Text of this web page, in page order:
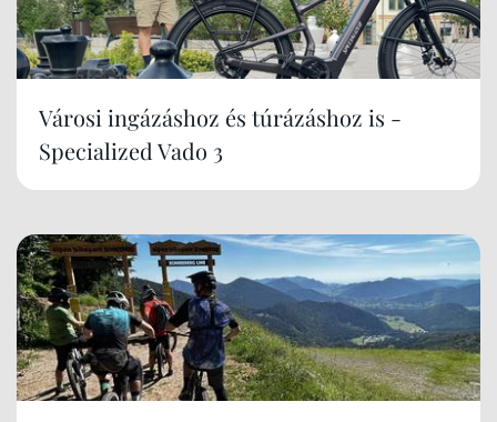
Városi ingázáshoz és túrázáshoz is -
Specialized Vado 3